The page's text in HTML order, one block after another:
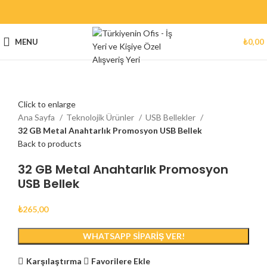
MENU ₺0,00
Click to enlarge
Ana Sayfa
Teknolojik Ürünler
USB Bellekler
32 GB Metal Anahtarlık Promosyon USB Bellek
Back to products
32 GB Metal Anahtarlık Promosyon
USB Bellek
₺265,00
WHATSAPP SIPARIŞ VER!
Karşılaştırma Favorilere Ekle